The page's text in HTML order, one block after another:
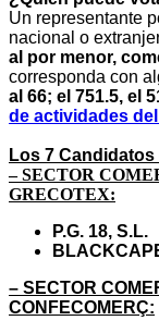
Un representante
nacional o
al por menor,
corresponda con
al 66; el 751.5, el
de actividades
Los 7
–SECTOR
GRECOTEX:
P.G. 18, S.L.
– SECTOR
CONFECOMERÇ: